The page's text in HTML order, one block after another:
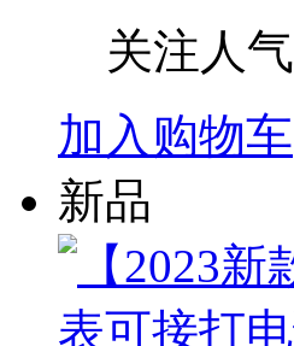
关注人气
加入购物车
新品